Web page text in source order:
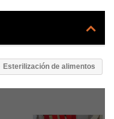
Esterilización de alimentos